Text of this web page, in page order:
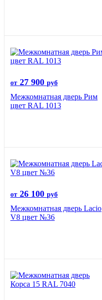
от 27 900 руб
Межкомнатная дверь Рим
цвет RAL 1013
от 26 100 руб
Межкомнатная дверь Lacio
V8 цвет №36